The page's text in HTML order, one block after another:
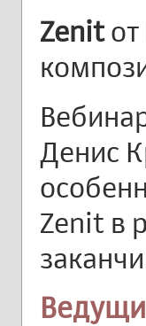
Zenitот
Денис
Zenit в